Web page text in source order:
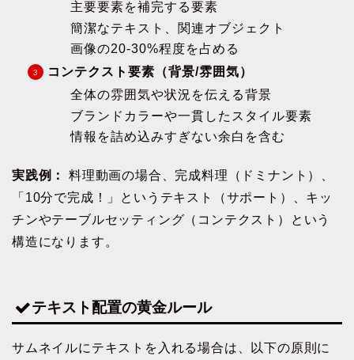
主要要素を補完する要素
簡潔なテキスト、関連オブジェクト
画像の20-30%程度を占める
コンテクスト要素（背景/雰囲気）
全体の雰囲気や状況を伝える背景
ブランドカラーや一貫したスタイル要素
情報を詰め込みすぎない余白を含む
実践例：
料理動画の場合、完成料理（ドミナント）、
「10分で完成！」というテキスト（サポート）、キッ
チンやテーブルセッティング（コンテクスト）という
構造になります。
テキスト配置の黄金ルール
サムネイルにテキストを入れる場合は、以下の原則に